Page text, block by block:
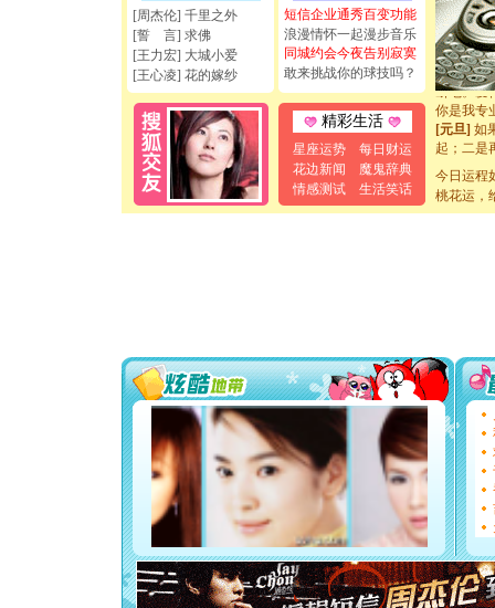
[周杰伦] 千里之外
[誓 言] 求佛
[王力宏] 大城小爱
[王心凌] 花的嫁纱
短信企业通秀百变功能
浪漫情怀一起漫步音乐
同城约会今夜告别寂寞
敢来挑战你的球技吗？
精彩生活
星座运势
每日财运
花边新闻
魔鬼辞典
情感测试
生活笑话
天都要快
[圣诞节]
如意,快
[元旦]看
断电。爱
你是我专
[元旦] 如
起；二是
离。水晶
[元旦]当
泣，这痛
卖了。水
你太多，
要平安
[圣诞节]
能正大
天都要快
[圣诞节]
如意,快
[元旦]
断电。
你是我
[元旦]如
起；二是
离。水晶
今日运程
桃花运，